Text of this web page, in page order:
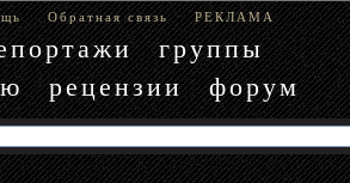
Обратная связь РЕКЛАМА
группы
рецензии форум